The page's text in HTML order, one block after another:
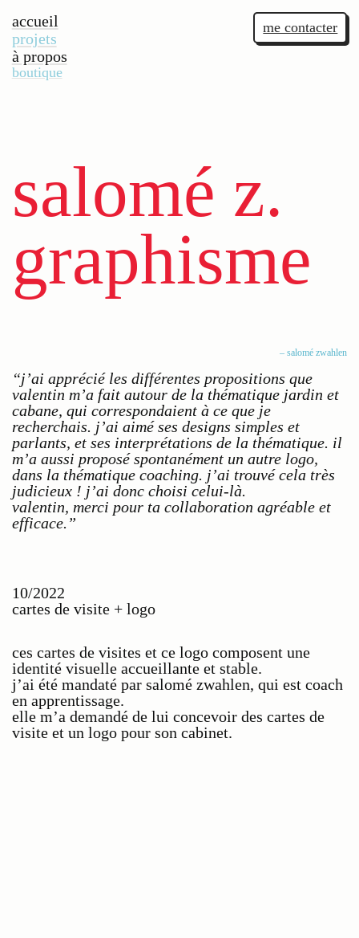
accueil
projets
à propos
boutique
me contacter
salomé z.
graphisme
– salomé zwahlen
“j’ai apprécié les différentes propositions que
valentin m’a fait autour de la thématique jardin et
cabane, qui correspondaient à ce que je
recherchais. j’ai aimé ses designs simples et
parlants, et ses interprétations de la thématique. il
m’a aussi proposé spontanément un autre logo,
dans la thématique coaching. j’ai trouvé cela très
judicieux ! j’ai donc choisi celui-là.
valentin, merci pour ta collaboration agréable et
efficace.”
10/2022
cartes de visite + logo
ces cartes de visites et ce logo composent une
identité visuelle accueillante et stable.
j’ai été mandaté par salomé zwahlen, qui est coach
en apprentissage.
elle m’a demandé de lui concevoir des cartes de
visite et un logo pour son cabinet.